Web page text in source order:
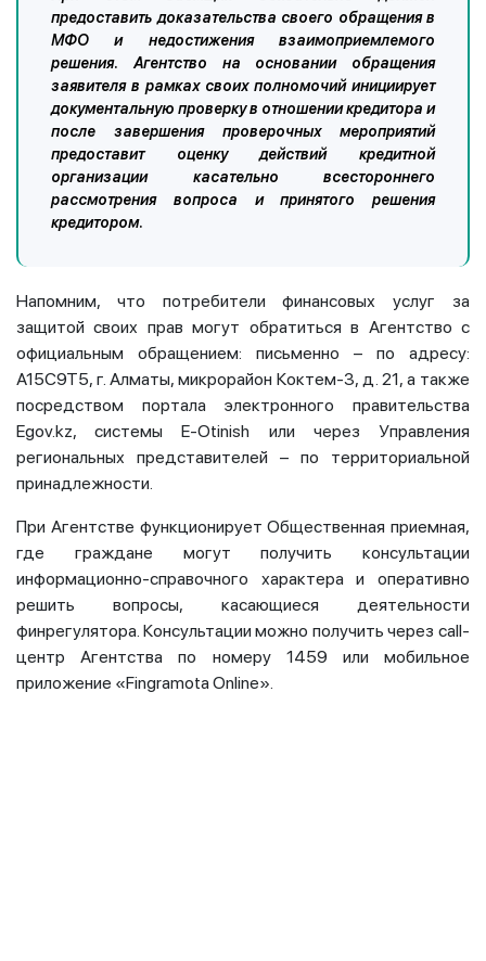
предоставить доказательства своего обращения в
МФО и недостижения взаимоприемлемого
решения. Агентство на основании обращения
заявителя в рамках своих полномочий инициирует
документальную проверку в отношении кредитора и
после завершения проверочных мероприятий
предоставит оценку действий кредитной
организации касательно всестороннего
рассмотрения вопроса и принятого решения
кредитором.
Напомним, что потребители финансовых услуг за
защитой своих прав могут обратиться в Агентство с
официальным обращением: письменно – по адресу:
А15С9Т5, г. Алматы, микрорайон Коктем-3, д. 21, а также
посредством портала электронного правительства
Egov.kz, системы E-Otinish или через Управления
региональных представителей – по территориальной
принадлежности.
При Агентстве функционирует Общественная приемная,
где граждане могут получить консультации
информационно-справочного характера и оперативно
решить вопросы, касающиеся деятельности
финрегулятора. Консультации можно получить через call-
центр Агентства по номеру 1459 или мобильное
приложение «Fingramota Online».